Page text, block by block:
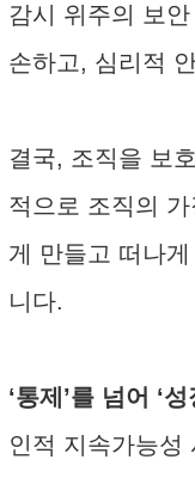
감시 위주의 보
손하고, 심리적
결국, 조직을 보
적으로 조직의 가
게 만들고 떠나
니다.
‘통제’를 넘어 ‘
인적 지속가능성